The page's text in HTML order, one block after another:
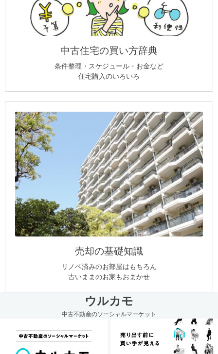
中古住宅の買い方辞典
条件整理・スケジュール・お金など
住宅購入のいろいろ
売却の基礎知識
リノベ済みのお部屋はもちろん
古いままのお家もおまかせ
ウルカモ
中古不動産のソーシャルマーケット